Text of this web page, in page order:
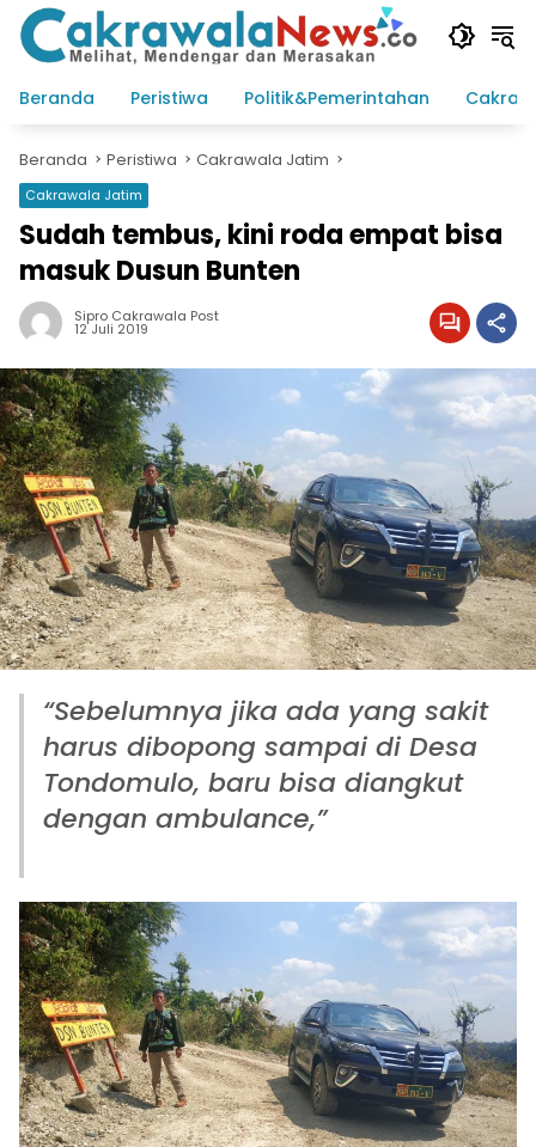
Langsung
konten
Beranda
Peristiwa Politik&Pemerintahan
Beranda Peristiwa Cakrawala Jatim
Cakrawala Jatim
Sudah tembus, kini roda empat bisa
masuk Dusun Bunten
Sipro Cakrawala Post
12 Juli 2019
“Sebelumnya jika ada yang sakit
harus dibopong sampai di Desa
Tondomulo, baru bisa diangkut
dengan ambulance,”